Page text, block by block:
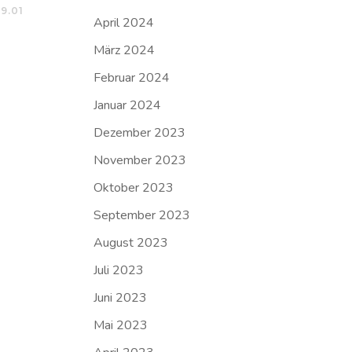
April 2024
März 2024
Februar 2024
Januar 2024
Dezember 2023
November 2023
Oktober 2023
September 2023
August 2023
Juli 2023
Juni 2023
Mai 2023